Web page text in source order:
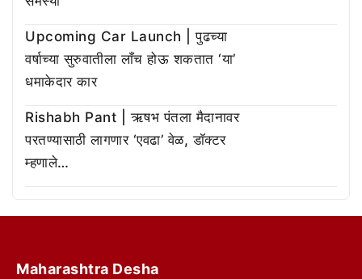
Upcoming Car Launch | पुढच्या
वर्षाच्या सुरुवातीला लाँच होऊ शकतात ‘या’
धमाकेदार कार
Rishabh Pant | ऋषभ पंतला मैदानावर
परतण्यासाठी लागणार ‘एवढा’ वेळ, डॉक्टर
म्हणाले…
Maharashtra Desha